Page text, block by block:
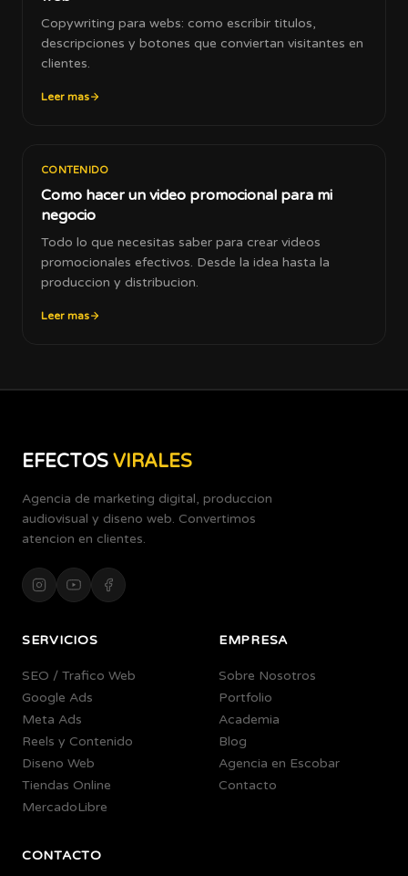
Copywriting para webs: como escribir titulos,
descripciones y botones que conviertan visitantes en
clientes.
Leer mas
CONTENIDO
Como hacer un video promocional para mi
negocio
Todo lo que necesitas saber para crear videos
promocionales efectivos. Desde la idea hasta la
produccion y distribucion.
Leer mas
EFECTOS VIRALES
Agencia de marketing digital, produccion
audiovisual y diseno web. Convertimos
atencion en clientes.
SERVICIOS
SEO / Trafico Web
Google Ads
Meta Ads
Reels y Contenido
Diseno Web
Tiendas Online
MercadoLibre
EMPRESA
Sobre Nosotros
Portfolio
Academia
Blog
Agencia en Escobar
Contacto
CONTACTO